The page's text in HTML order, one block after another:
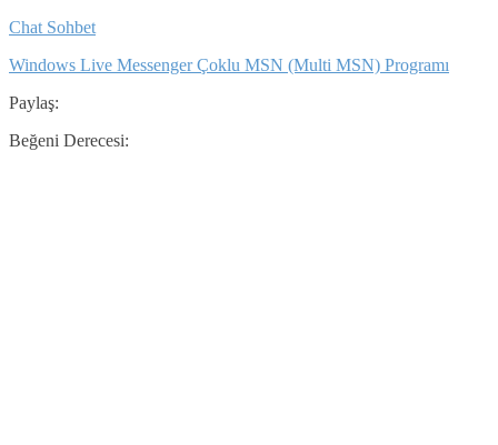
Chat Sohbet
Windows Live Messenger Çoklu MSN (Multi MSN) Programı
Paylaş:
Beğeni Derecesi: